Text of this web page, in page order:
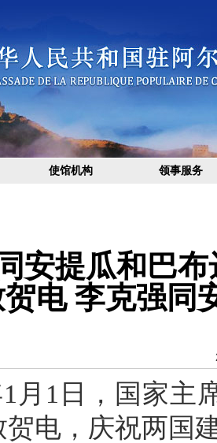
使馆机构 领事服务
安提瓜和巴
电 李克强同
1月1日，国家主
贺电，庆祝两国